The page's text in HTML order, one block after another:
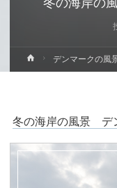
ホ
ー
デンマークの風
冬の海岸の風景 デ